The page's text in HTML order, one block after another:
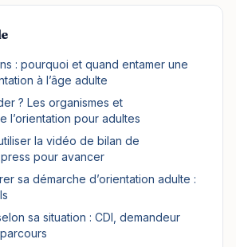
: pourquoi et quand entamer une
à l’âge adulte
? Les organismes et
l’orientation pour adultes
la vidéo de bilan de
pour avancer
sa démarche d’orientation adulte :
sa situation : CDI, demandeur